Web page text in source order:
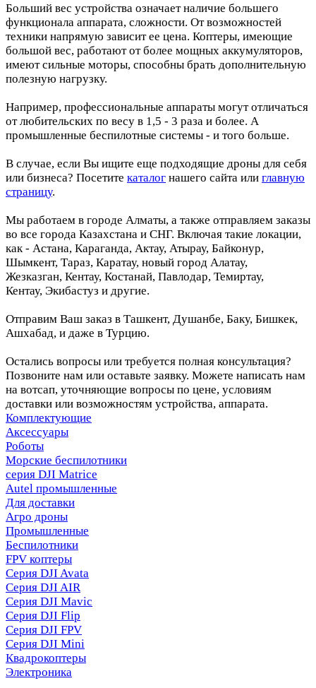
Больший вес устройства означает наличие большего
функционала аппарата, сложности. От возможностей
техники напрямую зависит ее цена. Коптеры, имеющие
большой вес, работают от более мощных аккумуляторов,
имеют сильные моторы, способны брать дополнительную
полезную нагрузку.
Например, профессиональные аппараты могут отличаться
от любительских по весу в 1,5 - 3 раза и более. А
промышленные беспилотные системы - и того больше.
В случае, если Вы ищите еще подходящие дроны для себя
или бизнеса? Посетите каталог нашего сайта или главную
страницу.
Мы работаем в городе Алматы, а также отправляем заказы
во все города Казахстана и СНГ. Включая такие локации,
как - Астана, Караганда, Актау, Атырау, Байконур,
Шымкент, Тараз, Каратау, новый город Алатау,
Жезказган, Кентау, Костанай, Павлодар, Темиртау,
Кентау, Экибастуз и другие.
Отправим Ваш заказ в Ташкент, Душанбе, Баку, Бишкек,
Ашхабад, и даже в Турцию.
Остались вопросы или требуется полная консультация?
Позвоните нам или оставьте заявку. Можете написать нам
на вотсап, уточняющие вопросы по цене, условиям
доставки или возможностям устройства, аппарата.
Комплектующие
Аксессуары
Роботы
Морские беспилотники
серия DJI Matrice
Autel промышленные
Для доставки
Агро дроны
Промышленные
Беспилотники
FPV коптеры
Серия DJI Avata
Серия DJI AIR
Серия DJI Mavic
Серия DJI Flip
Серия DJI FPV
Серия DJI Mini
Квадрокоптеры
Электроника